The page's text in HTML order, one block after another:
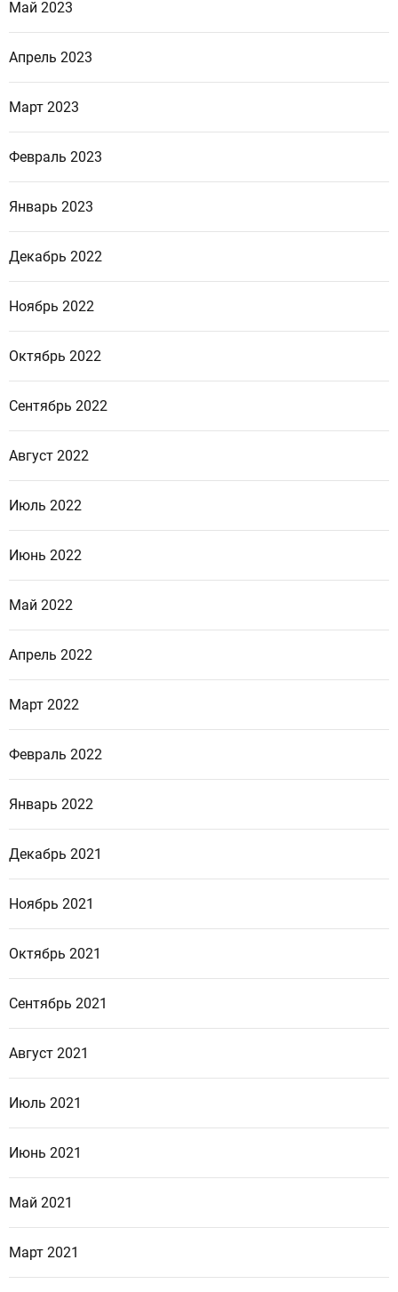
Май 2023
Апрель 2023
Март 2023
Февраль 2023
Январь 2023
Декабрь 2022
Ноябрь 2022
Октябрь 2022
Сентябрь 2022
Август 2022
Июль 2022
Июнь 2022
Май 2022
Апрель 2022
Март 2022
Февраль 2022
Январь 2022
Декабрь 2021
Ноябрь 2021
Октябрь 2021
Сентябрь 2021
Август 2021
Июль 2021
Июнь 2021
Май 2021
Март 2021